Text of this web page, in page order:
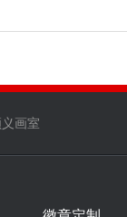
义画室